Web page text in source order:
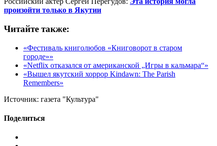
произойти только в Якутии
Читайте также:
«Фестиваль книголюбов «Книговорот в старом
городе»»
«Netflix отказался от американской „Игры в кальмара“»
«Вышел якутский хоррор Kindawn: The Parish
Remembers»
Источник: газета "Культура"
Поделиться